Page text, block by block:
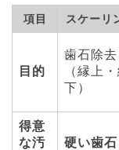
項目 スケーリ
目的
歯石除去
（縁上
下）
得意
な汚
硬い歯石